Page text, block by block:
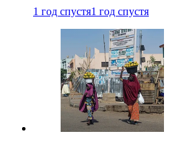
1 год спустя1 год спустя